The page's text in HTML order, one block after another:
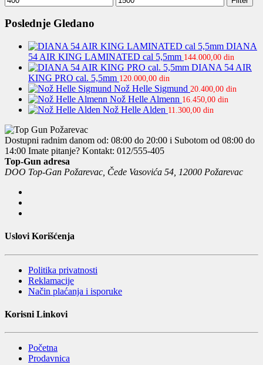
cena
cena
Poslednje Gledano
DIANA
54 AIR KING LAMINATED cal 5,5mm 144.000,00 din
DIANA 54 AIR
KING PRO cal. 5,5mm 120.000,00 din
Nož Helle Sigmund 20.400,00 din
Nož Helle Almenn 16.450,00 din
Nož Helle Alden 11.300,00 din
Dostupni radnim danom od: 08:00 do 20:00 i Subotom od 08:00 do
14:00 Imate pitanje? Kontakt: 012/555-405
Top-Gun adresa
DOO Top-Gan Požarevac, Čede Vasovića 54, 12000 Požarevac
Uslovi Korišćenja
Politika privatnosti
Reklamacije
Način plaćanja i isporuke
Korisni Linkovi
Početna
Prodavnica